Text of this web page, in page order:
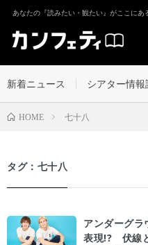
あなたの『読みたい・観たい』がここにあ
新着ニュース シアター情
HOME 七十八
タグ：七十八
アンダーグラ
表現!? 伏線